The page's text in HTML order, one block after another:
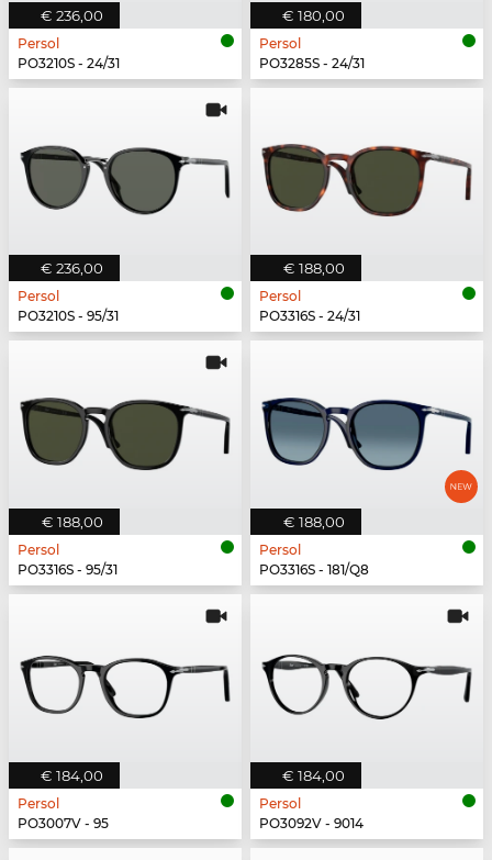
€ 236,00
Persol
PO3210S - 24/31
€ 180,00
Persol
PO3285S - 24/31
€ 236,00
Persol
PO3210S - 95/31
€ 188,00
Persol
PO3316S - 24/31
€ 188,00
Persol
PO3316S - 95/31
€ 188,00
Persol
PO3316S - 181/Q8
€ 184,00
Persol
PO3007V - 95
€ 184,00
Persol
PO3092V - 9014